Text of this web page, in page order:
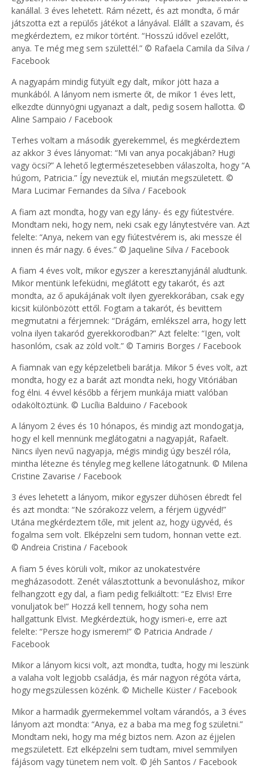
kanállal. 3 éves lehetett. Rám nézett, és azt mondta, ő már
játszotta ezt a repülős játékot a lányával. Elállt a szavam, és
megkérdeztem, ez mikor történt. “Hosszú idővel ezelőtt,
anya. Te még meg sem születtél.” © Rafaela Camila da Silva /
Facebook
A nagyapám mindig fütyült egy dalt, mikor jött haza a
munkából. A lányom nem ismerte őt, de mikor 1 éves lett,
elkezdte dünnyögni ugyanazt a dalt, pedig sosem hallotta. ©
Aline Sampaio / Facebook
Terhes voltam a második gyerekemmel, és megkérdeztem
az akkor 3 éves lányomat: “Mi van anya pocakjában? Hugi
vagy öcsi?” A lehető legtermészetesebben válaszolta, hogy “A
húgom, Patricia.” Így neveztük el, miután megszületett. ©
Mara Lucimar Fernandes da Silva / Facebook
A fiam azt mondta, hogy van egy lány- és egy fiútestvére.
Mondtam neki, hogy nem, neki csak egy lánytestvére van. Azt
felelte: “Anya, nekem van egy fiútestvérem is, aki messze él
innen és már nagy. 6 éves.” © Jaqueline Silva / Facebook
A fiam 4 éves volt, mikor egyszer a keresztanyjánál aludtunk.
Mikor mentünk lefeküdni, meglátott egy takarót, és azt
mondta, az ő apukájának volt ilyen gyerekkorában, csak egy
kicsit különbözött ettől. Fogtam a takarót, és bevittem
megmutatni a férjemnek: “Drágám, emlékszel arra, hogy lett
volna ilyen takaród gyerekkorodban?” Azt felelte: “Igen, volt
hasonlóm, csak az zöld volt.” © Tamiris Borges / Facebook
A fiamnak van egy képzeletbeli barátja. Mikor 5 éves volt, azt
mondta, hogy ez a barát azt mondta neki, hogy Vitóriában
fog élni. 4 évvel később a férjem munkája miatt valóban
odaköltöztünk. © Lucília Balduino / Facebook
A lányom 2 éves és 10 hónapos, és mindig azt mondogatja,
hogy el kell mennünk meglátogatni a nagyapját, Rafaelt.
Nincs ilyen nevű nagyapja, mégis mindig úgy beszél róla,
mintha létezne és tényleg meg kellene látogatnunk. © Milena
Cristine Zavarise / Facebook
3 éves lehetett a lányom, mikor egyszer dühösen ébredt fel
és azt mondta: “Ne szórakozz velem, a férjem ügyvéd!”
Utána megkérdeztem tőle, mit jelent az, hogy ügyvéd, és
fogalma sem volt. Elképzelni sem tudom, honnan vette ezt.
© Andreia Cristina / Facebook
A fiam 5 éves körüli volt, mikor az unokatestvére
megházasodott. Zenét választottunk a bevonuláshoz, mikor
felhangzott egy dal, a fiam pedig felkiáltott: “Ez Elvis! Erre
vonuljatok be!” Hozzá kell tennem, hogy soha nem
hallgattunk Elvist. Megkérdeztük, hogy ismeri-e, erre azt
felelte: “Persze hogy ismerem!” © Patricia Andrade /
Facebook
Mikor a lányom kicsi volt, azt mondta, tudta, hogy mi leszünk
a valaha volt legjobb családja, és már nagyon régóta várta,
hogy megszülessen közénk. © Michelle Küster / Facebook
Mikor a harmadik gyermekemmel voltam várandós, a 3 éves
lányom azt mondta: “Anya, ez a baba ma meg fog születni.”
Mondtam neki, hogy ma még biztos nem. Azon az éjjelen
megszületett. Ezt elképzelni sem tudtam, mivel semmilyen
fájásom vagy tünetem nem volt. © Jéh Santos / Facebook